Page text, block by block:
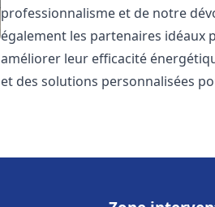
professionnalisme et de notre
également les partenaires idéaux
améliorer leur efficacité
et des solutions personnalisées